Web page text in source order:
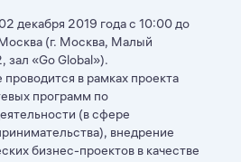
декабря 2019 года с 10:00 до
(г. Москва, Малый
«Go Global»).
в рамках проекта
программ по
(в сфере
внедрение
бизнес-проектов в качестве